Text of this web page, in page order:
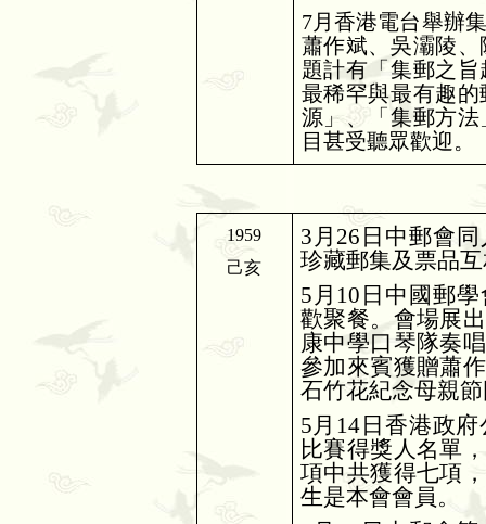
7月香港電台舉辦
蕭作斌、吳灞陵
題計有「集郵之
最稀罕與最有趣
源」、「集郵方
目甚受聽眾歡迎。
1959
己亥
3 月 26 日中郵會
珍藏郵集及票品
5 月 10 日中國郵
歡聚餐。會場展
康中學口琴隊奏
參加來賓獲贈蕭
石竹花紀念母親
5 月 14 日香港政
比賽得獎人名單
項中共獲得七項
生是本會會員。